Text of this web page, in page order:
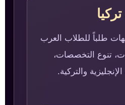
طلباً للطلاب العرب
تنوع التخصصات،
والتركية.